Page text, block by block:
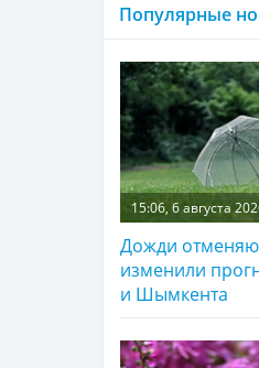
Популярные
15:06, 6 августа
Дожди
изменили
и Шымкента